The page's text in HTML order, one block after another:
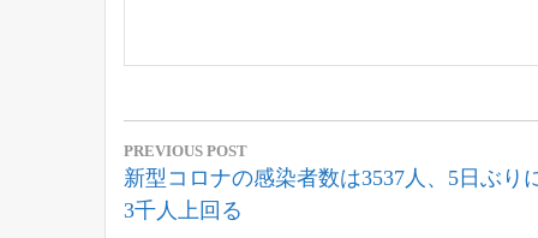
投
稿
PREVIOUS POST
Previous
Post:
新型コロナの感染者数は3537人、5日ぶり
3千人上回る